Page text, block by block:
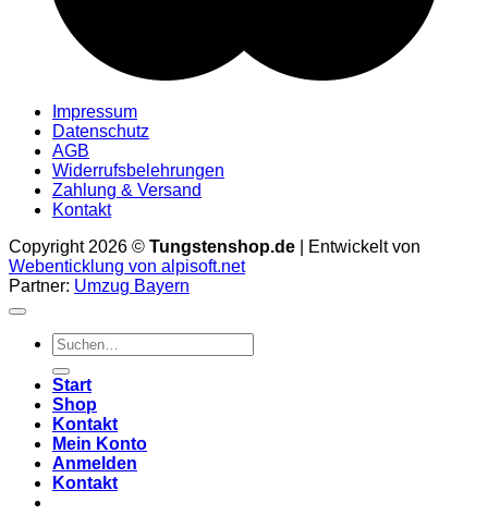
Impressum
Datenschutz
AGB
Widerrufsbelehrungen
Zahlung & Versand
Kontakt
Copyright 2026 © Tungstenshop.de | Entwickelt von
Webenticklung von alpisoft.net
Partner: Umzug Bayern
Suche
nach:
Start
Shop
Kontakt
Mein Konto
Anmelden
Kontakt